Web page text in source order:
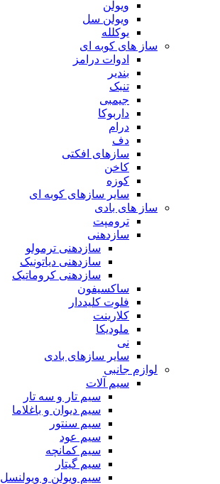
ویولن
ویولن سل
یوکلله
ساز های کوبه ای
ادوات درامز
بندیر
تنبک
جیمبی
داربوکا
درام
دف
سازهای افکتی
کاخن
کوزه
سایر سازهای کوبه ای
ساز های بادی
ترومپت
سازدهنی
سازدهنی ترمولو
سازدهنی دیاتونیک
سازدهنی کروماتیک
ساکسیفون
فلوت کلیددار
کلارینت
ملودیکا
نی
سایر سازهای بادی
لوازم جانبی
سیم آلات
سیم تار و سه تار
سیم دیوان و باغلاما
سیم سنتور
سیم عود
سیم کمانچه
سیم گیتار
سیم ویولن و ویولنسل